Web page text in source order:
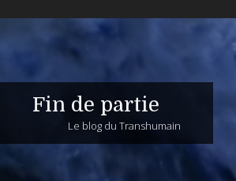
Fin de partie
Le blog du Transhumain